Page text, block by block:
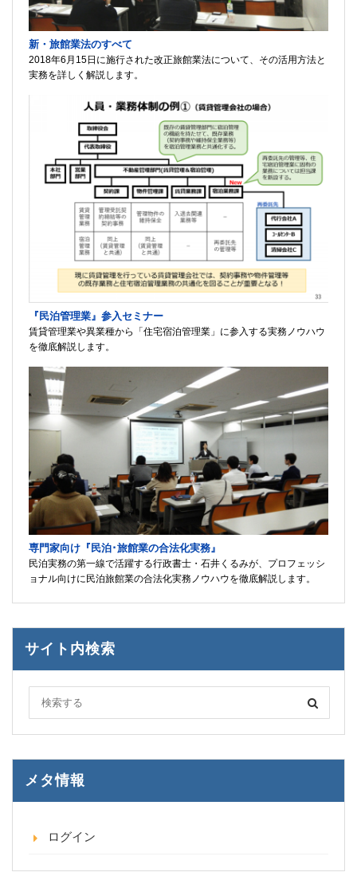
新・旅館業法のすべて
2018年6月15日に施行された改正旅館業法について、その活用方法と
実務を詳しく解説します。
『民泊管理業』参入セミナー
賃貸管理業や異業種から「住宅宿泊管理業」に参入する実務ノウハウ
を徹底解説します。
専門家向け『民泊･旅館業の合法化実務』
民泊実務の第一線で活躍する行政書士・石井くるみが、プロフェッシ
ョナル向けに民泊旅館業の合法化実務ノウハウを徹底解説します。
サイト内検索
メタ情報
ログイン